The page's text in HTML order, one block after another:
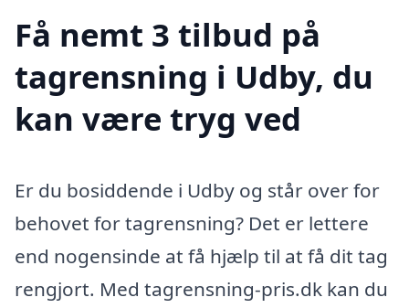
Få nemt 3 tilbud på
tagrensning i Udby, du
kan være tryg ved
Er du bosiddende i Udby og står over for
behovet for tagrensning? Det er lettere
end nogensinde at få hjælp til at få dit tag
rengjort. Med tagrensning-pris.dk kan du